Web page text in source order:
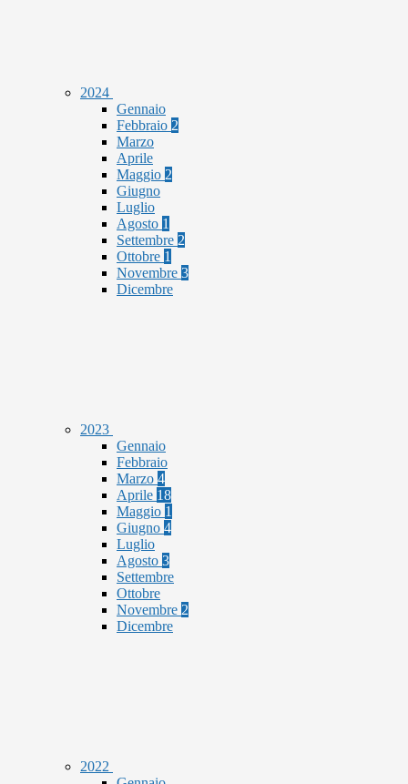
2024
Gennaio
Febbraio 2
Marzo
Aprile
Maggio 2
Giugno
Luglio
Agosto 1
Settembre 2
Ottobre 1
Novembre 3
Dicembre
2023
Gennaio
Febbraio
Marzo 4
Aprile 18
Maggio 1
Giugno 4
Luglio
Agosto 3
Settembre
Ottobre
Novembre 2
Dicembre
2022